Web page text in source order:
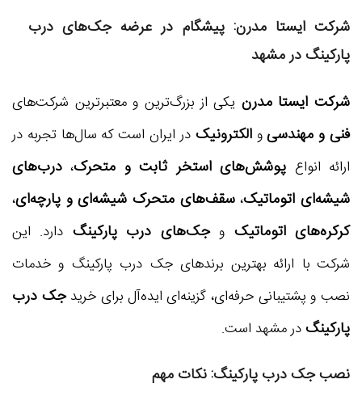
شرکت ایستا مدرن: پیشگام در عرضه جک‌های درب
پارکینگ در مشهد
شرکت ایستا مدرن یکی از بزرگ‌ترین و معتبرترین شرکت‌های
فنی و مهندسیوالکترونیک در ایران است که سال‌ها تجربه در
ارائه انواع پوشش‌های استخر ثابت و متحرک، درب‌های
شیشه‌ای اتوماتیک،سقف‌های متحرک شیشه‌ای و پارچه‌ای،
کرکره‌های اتوماتیک وجک‌های درب پارکینگ دارد. این
شرکت با ارائه بهترین برندهای جک درب پارکینگ و خدمات
نصب و پشتیبانی حرفه‌ای، گزینه‌ای ایده‌آل برای خریدجک درب
پارکینگدر مشهد است.
نصب جک درب پارکینگ: نکات مهم